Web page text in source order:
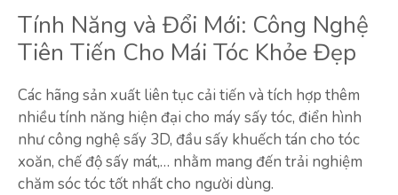
Tính Năng và Đổi Mới: Công Nghệ
Tiên Tiến Cho Mái Tóc Khỏe Đẹp
Các hãng sản xuất liên tục cải tiến và tích hợp thêm
nhiều tính năng hiện đại cho máy sấy tóc, điển hình
như công nghệ sấy 3D, đầu sấy khuếch tán cho tóc
xoăn, chế độ sấy mát,… nhằm mang đến trải nghiệm
chăm sóc tóc tốt nhất cho người dùng.